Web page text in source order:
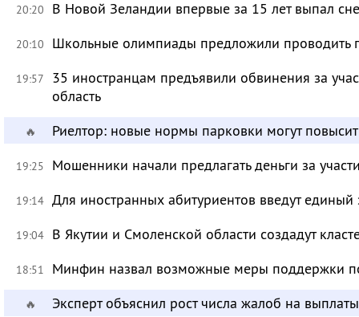
20:20 В Новой Зеландии впервые за 15 лет выпал
20:10 Школьные олимпиады предложили проводить
19:57
35 иностранцам предъявили обвинения за
область
🔥 Риелтор: новые нормы парковки могут
19:25 Мошенники начали предлагать деньги за
19:14 Для иностранных абитуриентов введут
19:04 В Якутии и Смоленской области создадут
18:51 Минфин назвал возможные меры поддержки
🔥 Эксперт объяснил рост числа жалоб на